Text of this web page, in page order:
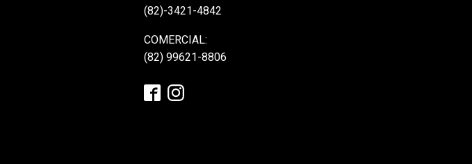
(82)-3421-4842
COMERCIAL:
(82) 99621-8806